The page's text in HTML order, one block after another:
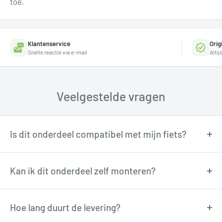
Klantenservice
Snelle reactie via e-mail
Veelgestelde vragen
Is dit onderdeel compatibel met mijn fiets?
Onze fietstechnici kunnen je adviseren over
compatibiliteit. Neem contact op via
Kan ik dit onderdeel zelf monteren?
Veel onderdelen zijn goed zelf te monteren met
basisgereedschap. Twijfel je? Onze technici
Hoe lang duurt de levering?